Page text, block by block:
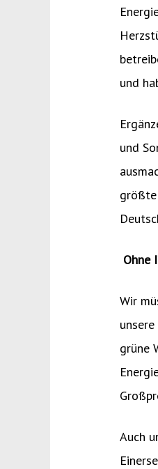
und
und
größte
Ohne
Wir
grüne
Auch